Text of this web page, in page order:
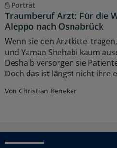
Porträt
Traumberuf Arzt: Für die
Aleppo nach Osnabrück
Wenn sie den Arztkittel
und Yaman Shehabi kaum
Deshalb versorgen sie
Doch das ist längst nicht ihre
Von Christian Beneker